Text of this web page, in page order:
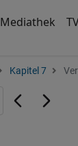
Mediathek
Kapitel 7